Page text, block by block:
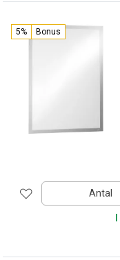
5% Bonus
Antal